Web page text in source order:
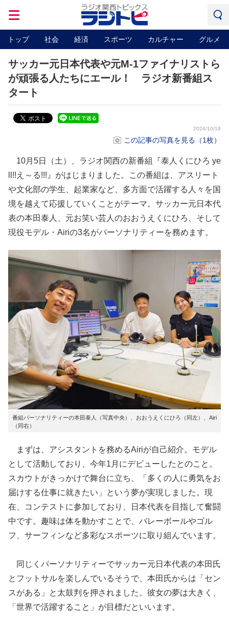
トップ 社会 経済 スポーツ カルチャー グルメ
サッカー元日本代表や元M-1ファイナリストら
が頑張る人たちにエール！ ラジオ新番組ス
タート
2024/10/19
この記事の写真を見る（1枚）
10月5日（土）、ラジオ関西の新番組『泰人くにひろ ye
ll!!え～る!!!』がはじまりました。この番組は、アスリート
や文化部の学生、起業家など、多方面で活躍する人々を国
境を越えて応援していくことがテーマ。サッカー元日本代
表の本田泰人、元お笑い芸人のおおうえくにひろ、そして
現役モデル・Airiの3名がパーソナリティーを務めます。
番組パーソナリティーの本田泰人（写真中央）、おおうえくにひろ（同左）、Airi
（同右）
まずは、アシスタントを務めるAiriが自己紹介。モデル
として活動しており、今年1月にデビューしたとのこと。
スカウトがきっかけで舞台に立ち、「多くの人に勇気をお
届けする仕事に就きたい」という夢が実現しました。現
在、コンテストに参加しており、日本代表を目指して奮闘
中です。趣味は体を動かすことで、バレーボールやゴル
フ、サーフィンなど多彩なスポーツに取り組んでいます。
同じくパーソナリティーでサッカー元日本代表の本田氏
とフットサルを楽しんでいるそうで、本田氏からは「セン
スがある」と太鼓判を押されました。彼女の夢は大きく、
「世界で活躍すること」が目標だといいます。